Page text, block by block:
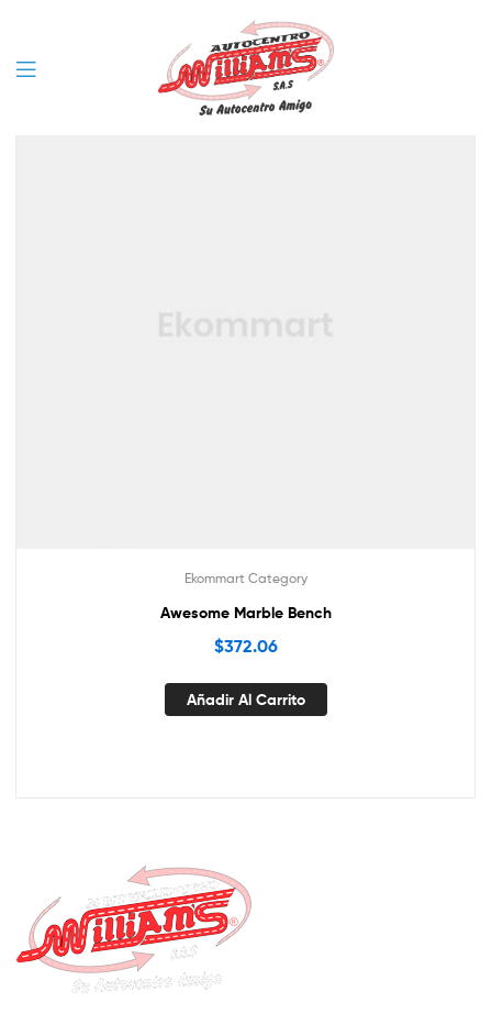
Menu
Ekommart Category
Awesome Marble Bench
$372.06
Añadir Al Carrito